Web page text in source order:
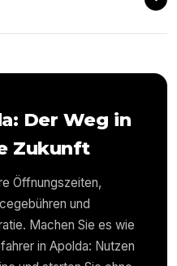
: Der Weg in
Zukunft
Öffnungszeiten,
und
Machen Sie es wie
in Apolda: Nutzen